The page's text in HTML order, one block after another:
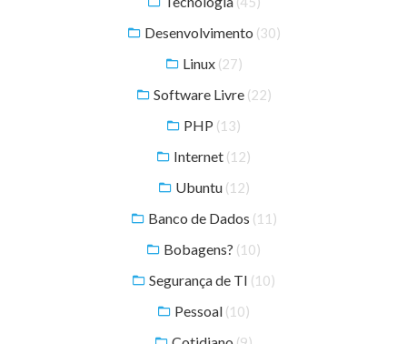
Desenvolvimento (30)
Linux (27)
Software Livre (22)
PHP (13)
Internet (12)
Ubuntu (12)
Banco de Dados (11)
Bobagens? (10)
Segurança de TI (10)
Pessoal (10)